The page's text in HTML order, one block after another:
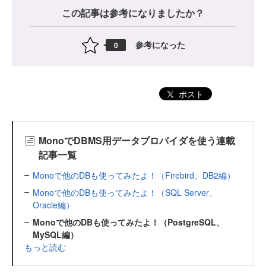
この記事は参考になりましたか？
0 参考になった
ポスト
MonoでDBMS用データプロバイダを使う連載
記事一覧
Monoで他のDBも使ってみたよ！（Firebird、DB2編）
Monoで他のDBも使ってみたよ！（SQL Server、
Oracle編）
Monoで他のDBも使ってみたよ！（PostgreSQL、
MySQL編）
もっと読む